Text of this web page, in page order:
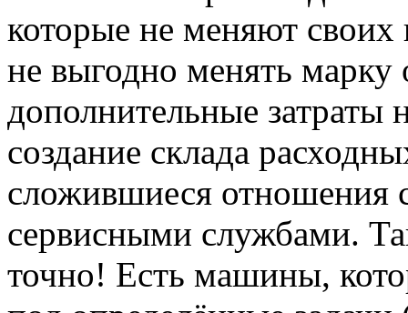
которые не меняют
не выгодно менять марку
дополнительные затраты
создание склада
сложившиеся отношения
сервисными службами.
точно! Есть машины,